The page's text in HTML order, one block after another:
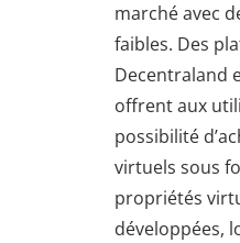
marché avec
faibles. Des
Decentraland
offrent aux
possibilité
virtuels sous
propriétés
développées,